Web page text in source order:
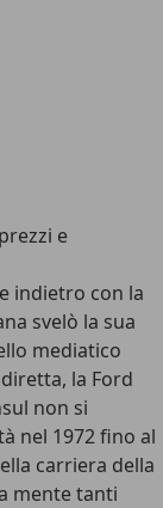
e
indietro con la
svelò la sua
mediatico
la Ford
non si
nel 1972 fino al
carriera della
mente tanti